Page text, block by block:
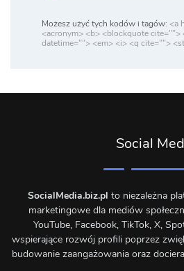
Możesz użyć tych kodów i tagów: <a
<acronym> <b> <blockquote cite="">
datetime=""> <em> <i> <q cite="">
Social
SocialMedia.biz.pl to niezależna
marketingowe dla mediów
YouTube, Facebook, TikTok, X,
wspierające rozwój profili poprzez
budowanie zaangażowania oraz